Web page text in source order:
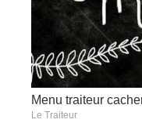
Menu traiteur
Le Traiteur